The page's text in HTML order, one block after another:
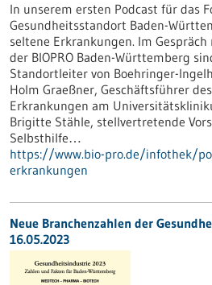
In unserem ersten Podcast für das
Gesundheitsstandort Baden-
seltene Erkrankungen. Im
der BIOPRO Baden-Württemberg
Standortleiter von Boehringer-
Holm Graeßner, Geschäftsführer
Erkrankungen am
Brigitte Stähle, stellvertretende
Selbsthilfe…
https://www.bio-pro.de/infothek/
erkrankungen
Neue Branchenzahlen der
16.05.2023